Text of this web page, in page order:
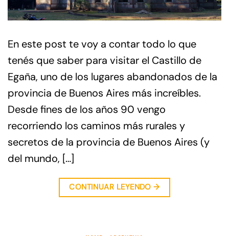
En este post te voy a contar todo lo que
tenés que saber para visitar el Castillo de
Egaña, uno de los lugares abandonados de la
provincia de Buenos Aires más increíbles.
Desde fines de los años 90 vengo
recorriendo los caminos más rurales y
secretos de la provincia de Buenos Aires (y
del mundo, […]
CONTINUAR LEYENDO→